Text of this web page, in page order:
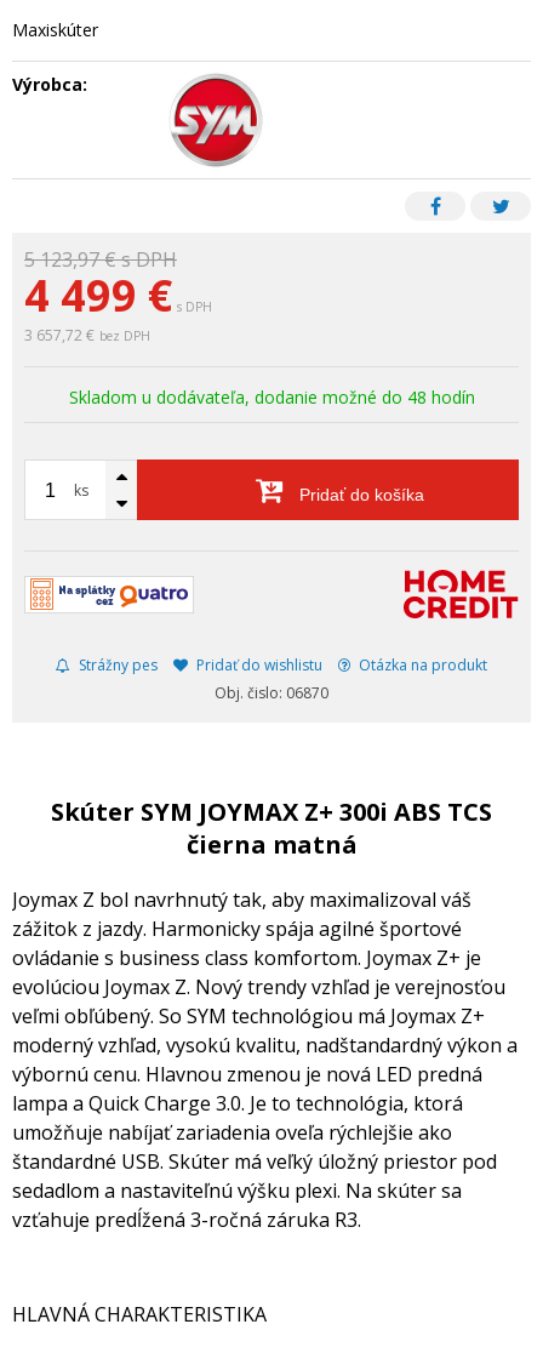
5 123,97 €s DPH
4 499 € s DPH
3 657,72 € bez DPH
Skladom u dodávateľa, dodanie možné do 48 hodín
ks Pridať do košíka
Strážny pes Pridať do wishlistu
Otázka na produkt
Obj. čislo: 06870
Maxiskúter
Výrobca:
Skúter SYM JOYMAX Z+ 300i ABS TCS
čierna matná
Joymax Z bol navrhnutý tak, aby maximalizoval váš
zážitok z jazdy. Harmonicky spája agilné športové
ovládanie s business class komfortom. Joymax Z+ je
evolúciou Joymax Z. Nový trendy vzhľad je verejnosťou
veľmi obľúbený. So SYM technológiou má Joymax Z+
moderný vzhľad, vysokú kvalitu, nadštandardný výkon a
výbornú cenu. Hlavnou zmenou je nová LED predná
lampa a Quick Charge 3.0. Je to technológia, ktorá
umožňuje nabíjať zariadenia oveľa rýchlejšie ako
štandardné USB. Skúter má veľký úložný priestor pod
sedadlom a nastaviteľnú výšku plexi. Na skúter sa
vzťahuje predĺžená 3-ročná záruka R3.
HLAVNÁ CHARAKTERISTIKA